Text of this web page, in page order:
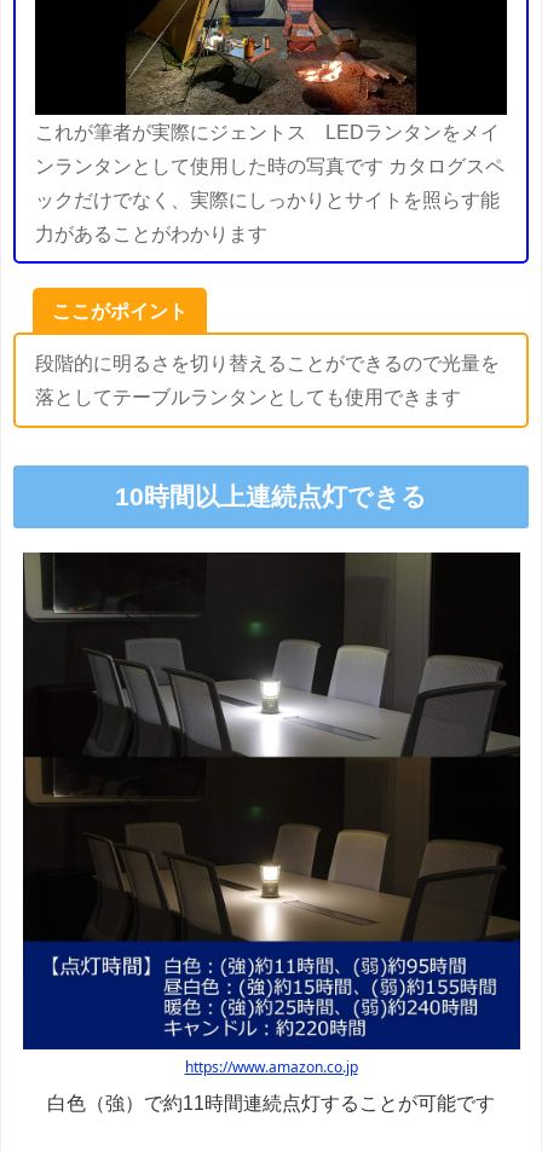
これが筆者が実際にジェントス LEDランタンをメイ
ンランタンとして使用した時の写真です カタログスペ
ックだけでなく、実際にしっかりとサイトを照らす能
力があることがわかります
ここがポイント
段階的に明るさを切り替えることができるので光量を
落としてテーブルランタンとしても使用できます
10時間以上連続点灯できる
https://www.amazon.co.jp
白色（強）で約11時間連続点灯することが可能です